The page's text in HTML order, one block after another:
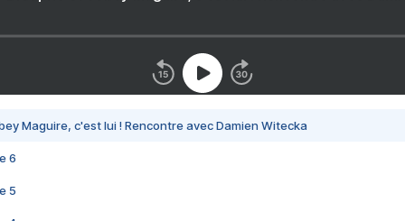
Maguire, c'est lui ! Rencontre avec Damien Witecka
6
5